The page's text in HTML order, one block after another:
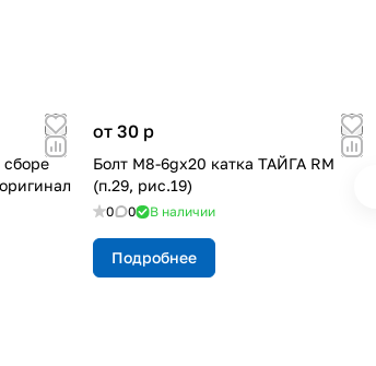
от 30 p
Болт М8-6gх20 катка ТАЙГА RM
(п.29, рис.19)
0 0 В наличии
Подробнее